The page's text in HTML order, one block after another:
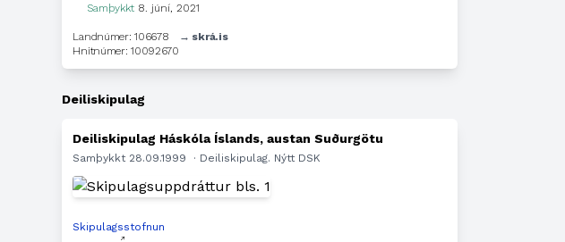
Samþykkt 8. júní, 2021
Landnúmer: 106678
→ skrá.is
Hnitnúmer: 10092670
Deiliskipulag
Deiliskipulag Háskóla Íslands, austan Suðurgötu
Samþykkt 28.09.1999 · Deiliskipulag. Nýtt DSK
Skipulagsstofnun